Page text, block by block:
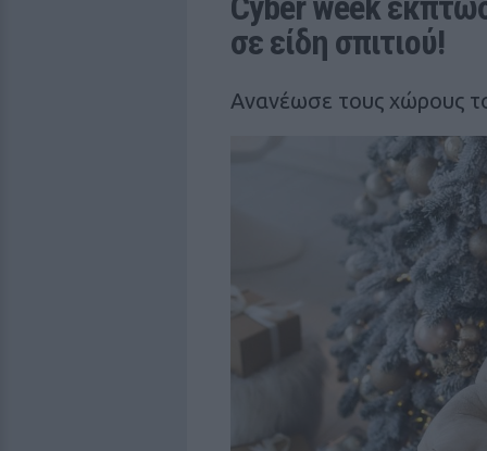
σε είδη σπιτιού!
Ανανέωσε τους χώρους